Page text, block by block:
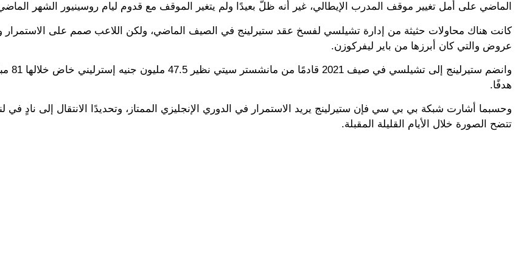
الماضي على أمل تغيير موقف المدرب الإيطالي، غير أنه ظلّ بعيدًا ولم يتغير الموقف مع قدوم ليام روسينيور الشهر
كانت هناك محاولات حثيثة من إدارة تشيلسي لفسخ عقد ستيرلينج في الصيف الماضي، ولكن اللاعب صمم على الاستمرار
عروض والتي كان أبرزها من باير ليفركوزن.
هدفًا.
وحسبما أشارت شبكة بي بي سي فإن ستيرلينج يريد الاستمرار في الدوري الإنجليزي الممتاز، وتحديدًا الانتقال إلى نادٍ في
تتضح الصورة خلال الأيام القليلة المقبلة.